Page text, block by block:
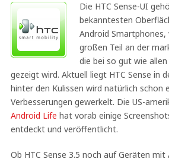
Die HTC Sense-UI
bekanntesten
Android
großen Teil an der
die bei so gut wie
gezeigt wird. Aktuell liegt HTC Sense in
hinter den Kulissen wird natürlich schon
Verbesserungen gewerkelt. Die US-
Android Life hat vorab einige
entdeckt und veröffentlicht.
Ob HTC Sense 3.5 noch auf Geräten mit